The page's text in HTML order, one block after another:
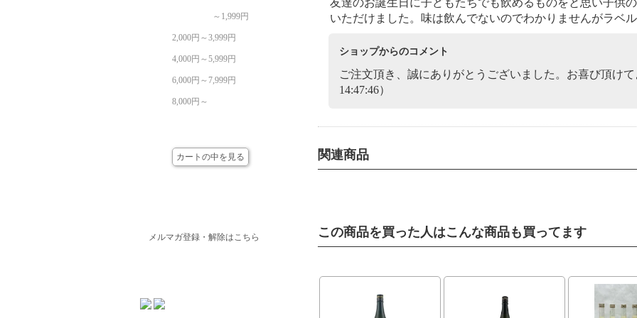
～1,999円
2,000円～3,999円
4,000円～5,999円
6,000円～7,999円
8,000円～
カートの中を見る
メルマガ登録・解除はこちら
友達のお誕生日に子どもたちでも飲めるものをと思い子供
いただけました。味は飲んでないのでわかりませんがラベ
ショップからのコメント
ご注文頂き、誠にありがとうございました。お喜び頂けて
14:47:46）
関連商品
この商品を買った人はこんな商品も買ってます